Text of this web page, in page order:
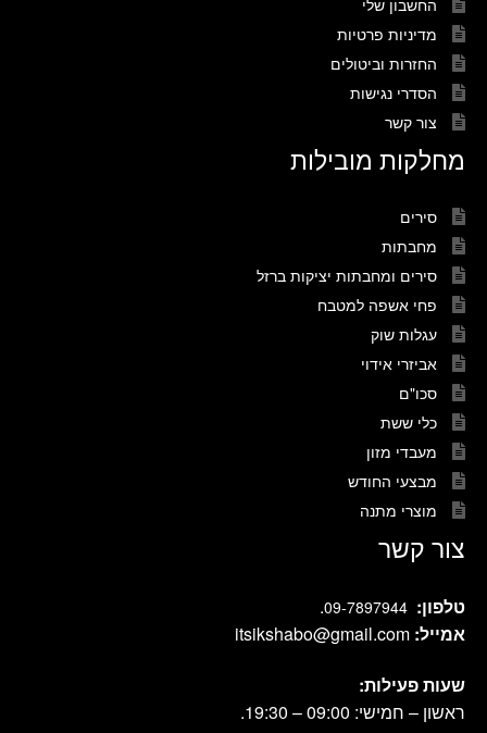
החשבון שלי
מדיניות פרטיות
החזרות וביטולים
הסדרי נגישות
צור קשר
מחלקות מובילות
סירים
מחבתות
סירים ומחבתות יציקות ברזל
פחי אשפה למטבח
עגלות שוק
אביזרי אידוי
סכו"ם
כלי ששת
מעבדי מזון
מבצעי החודש
מוצרי מתנה
צור קשר
טלפון: 09-7897944
.
אמייל: itsikshabo@gmail.com
שעות פעילות:
ראשון – חמישי: 09:00 – 19:30.